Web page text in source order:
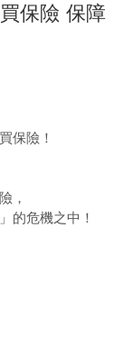
保險 保障
保險！
，
的危機之中！